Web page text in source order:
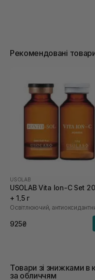
Рекомендовані
USOLAB
USOLAB Vita Ion-C Set
+ 1,5 г
925₴
Товари зі знижками в
за обличчям